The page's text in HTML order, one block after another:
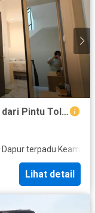
Dijual Rumah Aratha Kedoya 5 MNT dari Pintu Tol KB Jeruk
·Dapur terpadu·
Lihat detail